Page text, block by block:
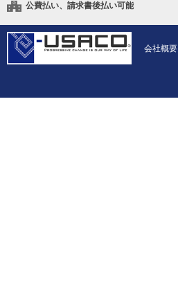
公費払い、請求書後払い可能
会社概要